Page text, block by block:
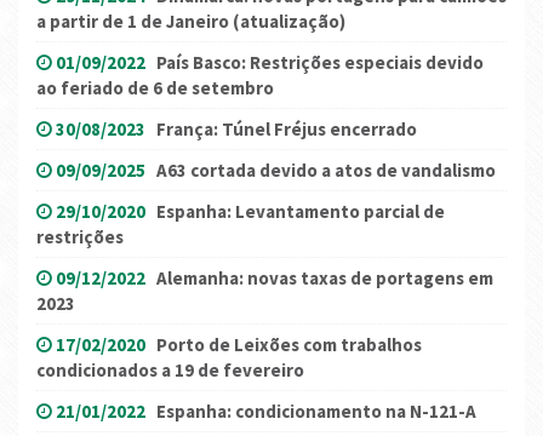
a partir de 1 de Janeiro (atualização)
01/09/2022 País Basco: Restrições especiais devido
ao feriado de 6 de setembro
30/08/2023 França: Túnel Fréjus encerrado
09/09/2025 A63 cortada devido a atos de vandalismo
29/10/2020 Espanha: Levantamento parcial de
restrições
09/12/2022 Alemanha: novas taxas de portagens em
2023
17/02/2020 Porto de Leixões com trabalhos
condicionados a 19 de fevereiro
21/01/2022 Espanha: condicionamento na N-121-A